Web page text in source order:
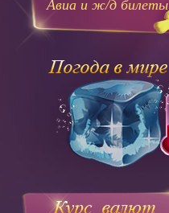
Авиа и ж/д билеты